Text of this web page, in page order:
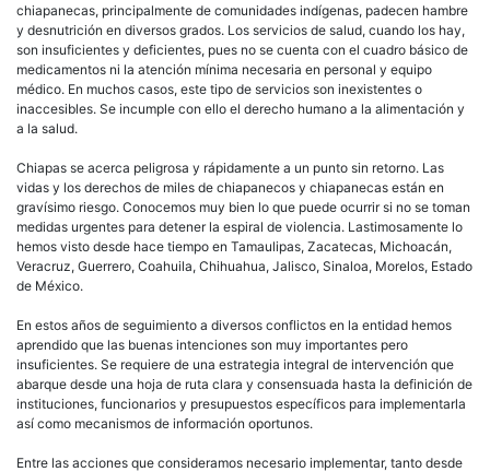
chiapanecas, principalmente de comunidades indígenas, padecen hambre
y desnutrición en diversos grados. Los servicios de salud, cuando los hay,
son insuficientes y deficientes, pues no se cuenta con el cuadro básico de
medicamentos ni la atención mínima necesaria en personal y equipo
médico. En muchos casos, este tipo de servicios son inexistentes o
inaccesibles. Se incumple con ello el derecho humano a la alimentación y
a la salud.
Chiapas se acerca peligrosa y rápidamente a un punto sin retorno. Las
vidas y los derechos de miles de chiapanecos y chiapanecas están en
gravísimo riesgo. Conocemos muy bien lo que puede ocurrir si no se toman
medidas urgentes para detener la espiral de violencia. Lastimosamente lo
hemos visto desde hace tiempo en Tamaulipas, Zacatecas, Michoacán,
Veracruz, Guerrero, Coahuila, Chihuahua, Jalisco, Sinaloa, Morelos, Estado
de México.
En estos años de seguimiento a diversos conflictos en la entidad hemos
aprendido que las buenas intenciones son muy importantes pero
insuficientes. Se requiere de una estrategia integral de intervención que
abarque desde una hoja de ruta clara y consensuada hasta la definición de
instituciones, funcionarios y presupuestos específicos para implementarla
así como mecanismos de información oportunos.
Entre las acciones que consideramos necesario implementar, tanto desde